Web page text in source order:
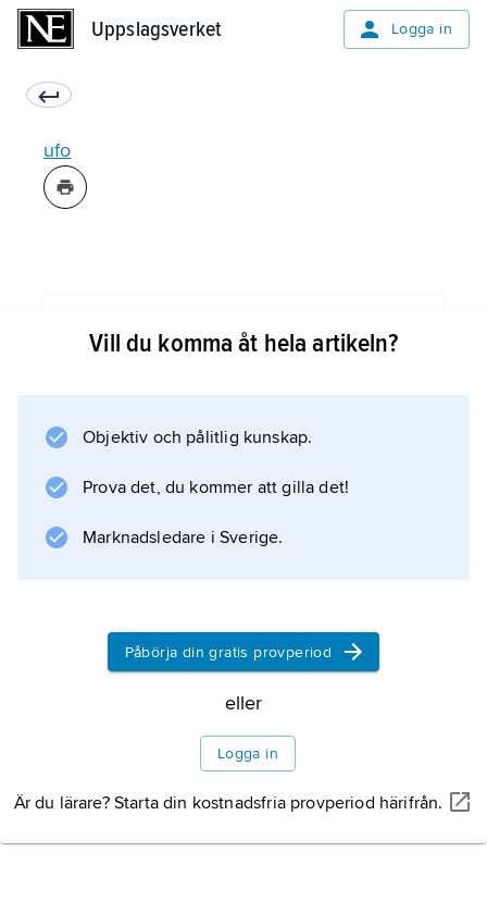
Uppslagsverket Logga in
ufo
Vill du komma åt hela artikeln?
Objektiv och pålitlig kunskap.
Prova det, du kommer att gilla det!
Marknadsledare i Sverige.
Påbörja din gratis provperiod
eller
Logga in
Är du lärare? Starta din kostnadsfria provperiod härifrån.